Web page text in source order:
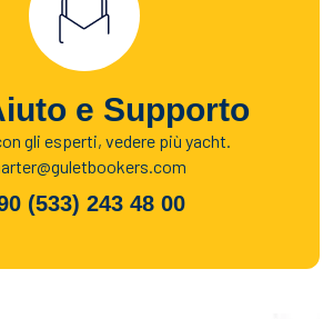
e Supporto
gli esperti, vedere più yacht.
(533) 243 48 00